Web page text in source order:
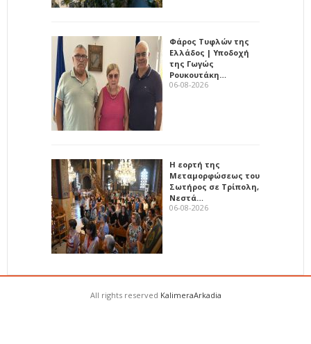
Φάρος Τυφλών της
Ελλάδος | Υποδοχή
της Γωγώς
Ρουκουτάκη…
06-08-2026
Η εορτή της
Μεταμορφώσεως του
Σωτήρος σε Τρίπολη,
Νεστά…
06-08-2026
All rights reserved KalimeraArkadia